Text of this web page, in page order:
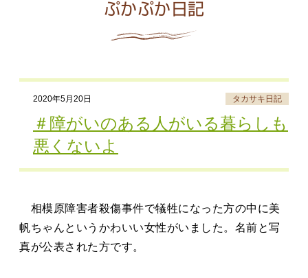
お休み中
アート屋
わんど
でんぱた
ぷかぷかさんと
お知らせ
ぷかぷか日記
2020年5月20日 タカサキ日記
＃障がいのある人がいる暮らしも
悪くないよ
相模原障害者殺傷事件で犠牲になった方の中に美
帆ちゃんというかわいい女性がいました。名前と写
真が公表された方です。